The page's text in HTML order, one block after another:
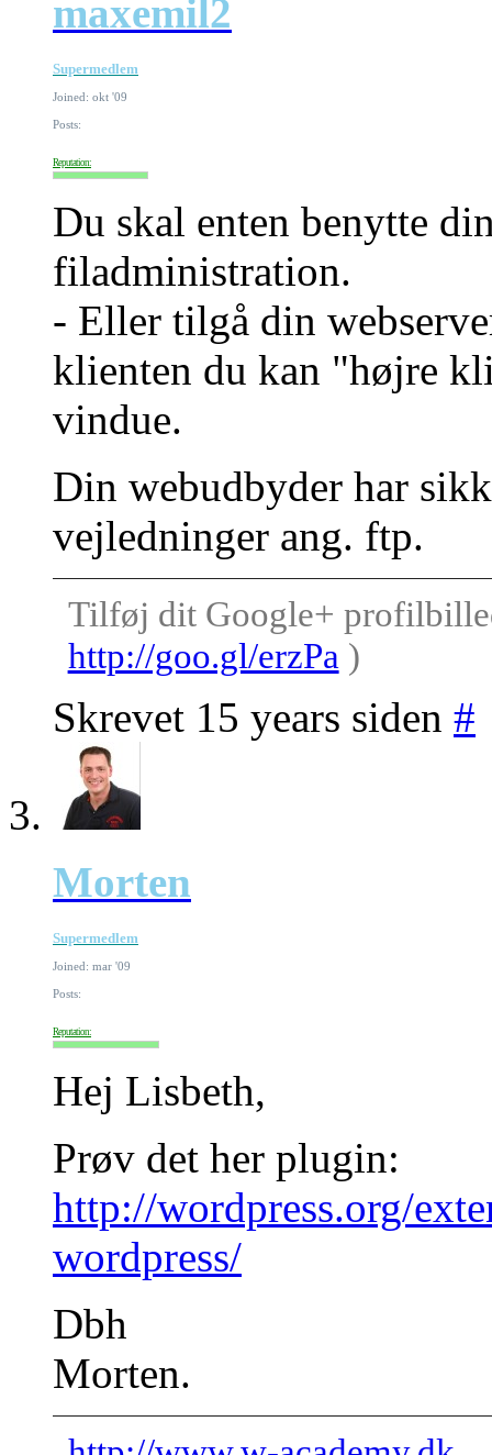
maxemil2
Supermedlem
Joined: okt '09
Posts:
Reputation:
Du skal enten benytte
filadministration.
- Eller tilgå din
klienten du kan "højre
vindue.
Din webudbyder har
vejledninger ang. ftp.
Tilføj dit Google+
http://goo.gl/erzPa )
Skrevet 15 years siden #
Morten
Supermedlem
Joined: mar '09
Posts:
Reputation:
Hej Lisbeth,
Prøv det her plugin:
http://wordpress.org/
wordpress/
Dbh
Morten.